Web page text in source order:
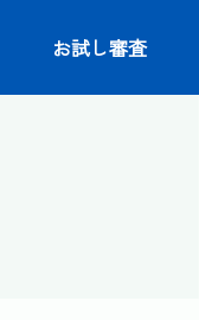
お試し審査